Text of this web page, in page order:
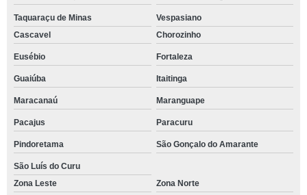
Taquaraçu de Minas
Vespasiano
Cascavel
Chorozinho
Eusébio Fortaleza
Guaiúba Itaitinga
Maracanaú Maranguape
Pacajus Paracuru
Pindoretama São Gonçalo do Amarante
São Luís do Curu
Zona Leste
Zona Norte